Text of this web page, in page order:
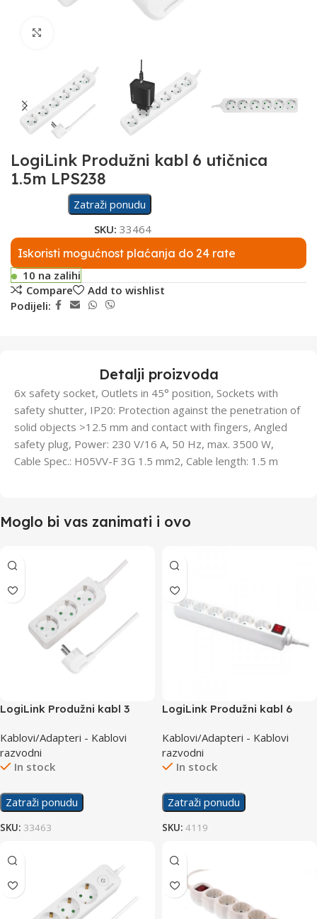
LogiLink Produžni kabl 6 utičnica
1.5m LPS238
Zatraži ponudu
SKU: 33464
Iskoristi mogućnost plaćanja do 24 rate
10 na zalihi
Compare
Add to wishlist
Podijeli:
Detalji proizvoda
6x safety socket, Outlets in 45° position, Sockets with
safety shutter, IP20: Protection against the penetration of
solid objects >12.5 mm and contact with fingers, Angled
safety plug, Power: 230 V/16 A, 50 Hz, max. 3500 W,
Cable Spec.: H05VV-F 3G 1.5 mm2, Cable length: 1.5 m
Moglo bi vas zanimati i ovo
LogiLink Produžni kabl 3
Kablovi/Adapteri - Kablovi
razvodni
In stock
Zatraži ponudu
SKU: 33463
LogiLink Produžni kabl 6
Kablovi/Adapteri - Kablovi
razvodni
In stock
Zatraži ponudu
SKU: 4119